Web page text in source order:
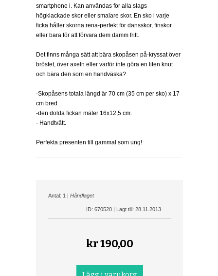
smartphone i. Kan användas för alla slags
högklackade skor eller smalare skor. En sko i varje
ficka håller skorna rena-perfekt för dansskor, finskor
eller bara för att förvara dem damm fritt.
Det finns många sätt att bära skopåsen på-kryssat över
bröstet, över axeln eller varför inte göra en liten knut
och bära den som en handväska?
-Skopåsens totala längd är 70 cm (35 cm per sko) x 17
cm bred.
-den dolda fickan mäter 16x12,5 cm.
- Handtvätt.
Perfekta presenten till gammal som ung!
Antal: 1 | Håndlaget
ID: 670520 | Lagt till: 28.11.2013
kr190,00